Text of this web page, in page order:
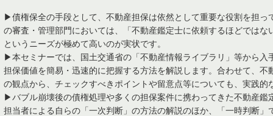
▶債権保全の手段として、不動産担保は依然として重要な役割を担
の審査・管理部門においては、「不動産鑑定士に依頼するほどでは
というニーズが極めて高いのが実状です。
▶本セミナーでは、国土交通省の「不動産情報ライブラリ」等から
担保価値を簡易・迅速的に把握する方法を解説します。合わせて、
の観点から、チェックすべきポイントや留意点等についても、実践的
▶バブル崩壊後の債権処理や多くの担保案件に携わってきた不動産
担当者による自らの「一次判断」の方法の解説のほか、「一時判断